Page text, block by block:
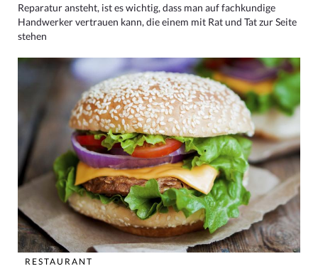
Reparatur ansteht, ist es wichtig, dass man auf fachkundige
Handwerker vertrauen kann, die einem mit Rat und Tat zur Seite
stehen
RESTAURANT